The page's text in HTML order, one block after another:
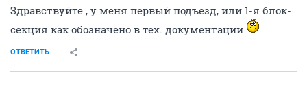
Здравствуйте , у меня первый подъезд, или 1-я блок-
секция как обозначено в тех. документации
ОТВЕТИТЬ